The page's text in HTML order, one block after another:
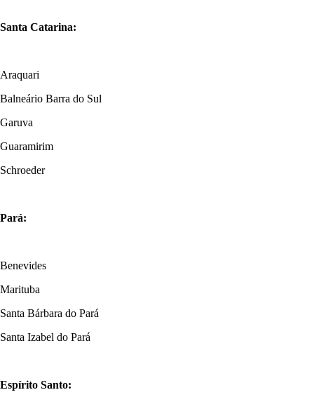
Santa Catarina:
Araquari
Balneário Barra do Sul
Garuva
Guaramirim
Schroeder
Pará:
Benevides
Marituba
Santa Bárbara do Pará
Santa Izabel do Pará
Espírito Santo: